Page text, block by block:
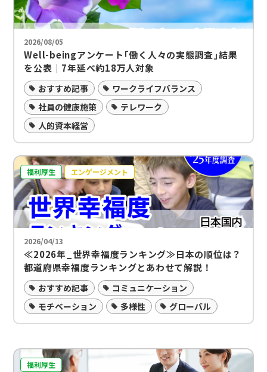
2026/08/05
Well-beingアンケート｢働く人々の実態調査｣結果
を公表｜7年延べ約18万人対象
おすすめ記事
ワークライフバランス
社員の健康施策
テレワーク
人的資本経営
福利厚生 エンゲージメント
2026/04/13
≪2026年_世界幸福度ランキング≫日本の順位は？
都道府県幸福度ランキングとあわせて解説！
おすすめ記事
コミュニケーション
モチベーション
多様性 グローバル
福利厚生